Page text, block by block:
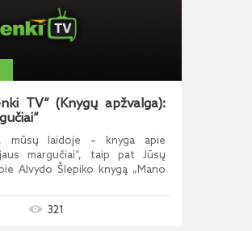
TV“ (Knygų apžvalga):
mūsų laidoje – knyga apie
margučiai“, taip pat Jūsų
Alvydo Šlepiko knygą „Mano
321